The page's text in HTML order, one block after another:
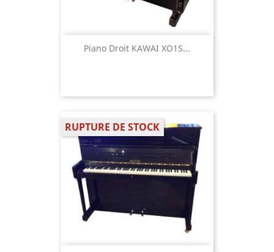
Piano Droit KAWAI XO1S...
RUPTURE DE STOCK